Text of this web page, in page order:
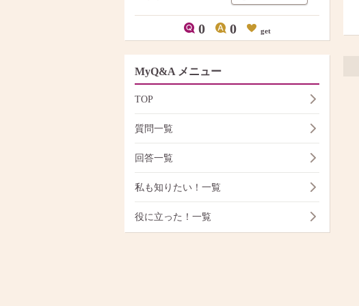
0 0 get
MyQ&A メニュー
TOP
質問一覧
回答一覧
私も知りたい！一覧
役に立った！一覧